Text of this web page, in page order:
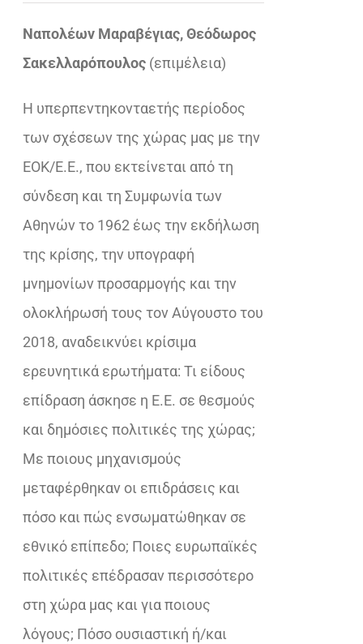
was:
€33,92.
τιμή
είναι:
Ναπολέων Μαραβέγιας, Θεόδωρος
Σακελλαρόπουλος (επιμέλεια)
Η υπερπεντηκονταετής περίοδος
των σχέσεων της χώρας μας με την
ΕΟΚ/Ε.Ε., που εκτείνεται από τη
σύνδεση και τη Συμφωνία των
Αθηνών το 1962 έως την εκδήλωση
της κρίσης, την υπογραφή
μνημονίων προσαρμογής και την
ολοκλήρωσή τους τον Αύγουστο του
2018, αναδεικνύει κρίσιμα
ερευνητικά ερωτήματα: Τι είδους
επίδραση άσκησε η Ε.Ε. σε θεσμούς
και δημόσιες πολιτικές της χώρας;
Με ποιους μηχανισμούς
μεταφέρθηκαν οι επιδράσεις και
πόσο και πώς ενσωματώθηκαν σε
εθνικό επίπεδο; Ποιες ευρωπαϊκές
πολιτικές επέδρασαν περισσότερο
στη χώρα μας και για ποιους
λόγους; Πόσο ουσιαστική ή/και